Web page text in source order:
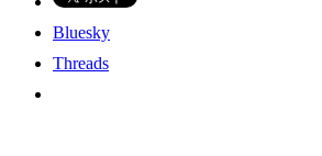
Bluesky
Threads